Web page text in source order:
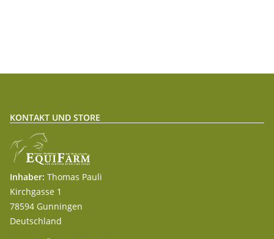
KONTAKT UND STORE
Inhaber: Thomas Pauli
Kirchgasse 1
78594 Gunningen
Deutschland